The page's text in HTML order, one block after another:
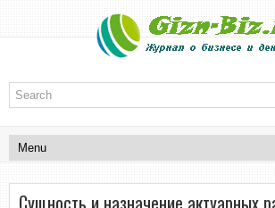
Сущность и назначение актуарных